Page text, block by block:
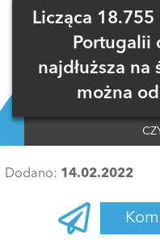
Licząca
Portugalii
najdłuższa
można
Dodano: 14.02.2022